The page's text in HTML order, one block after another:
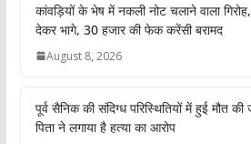
कांवड़ियों के भेष में नकली नोट चलाने वाला
देकर भागे, 30 हजार की फेक करेंसी बरामद
August 8, 2026
पूर्व सैनिक की संदिग्ध परिस्थितियों में हुई मौत
पिता ने लगाया है हत्या का आरोप